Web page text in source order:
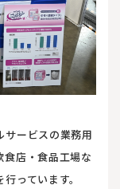
サービスの業務用
店・食品工場な
っています。